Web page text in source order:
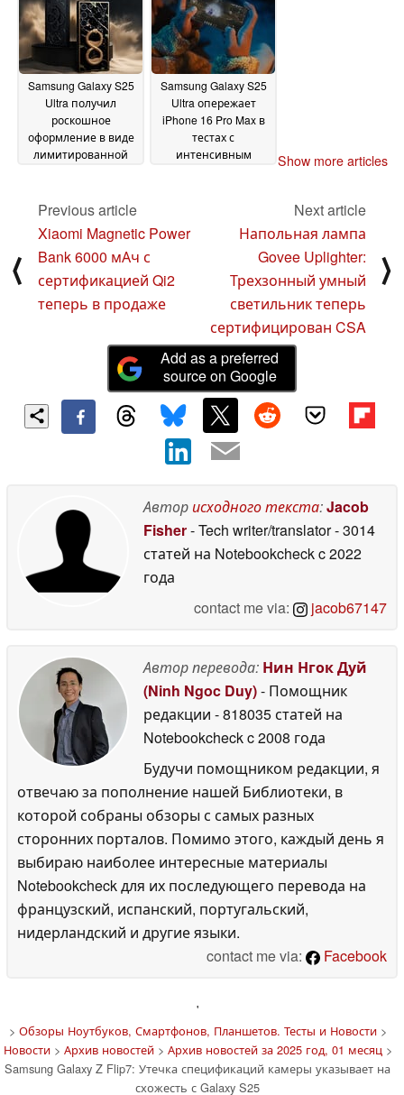
Samsung Galaxy S25
Ultra получил
роскошное
оформление в виде
лимитированной
каратным золотом28
Samsung Galaxy S25
Ultra опережает
iPhone 16 Pro Max в
тестах с
интенсивным
Show more articles
⟨
Previous article
Xiaomi Magnetic Power
Bank 6000 мАч с
сертификацией Qi2
теперь в продаже
Next article
Напольная лампа
Govee Uplighter:
Трехзонный умный
светильник теперь
сертифицирован CSA
⟩
Add as a preferred
source on Google
Авторисходного текста:Jacob
Fisher- Tech writer/translator- 3014
статей на Notebookcheckc 2022
года
contact me via:
jacob67147
Автор перевода: Нин Нгок Дуй
(Ninh Ngoc Duy)- Помощник
редакции - 818035 статей на
Notebookcheckc 2008 года
Будучи помощником редакции, я
отвечаю за пополнение нашей Библиотеки, в
которой собраны обзоры с самых разных
сторонних порталов. Помимо этого, каждый день я
выбираю наиболее интересные материалы
Notebookcheck для их последующего перевода на
французский, испанский, португальский,
нидерландский и другие языки.
contact me via:
Facebook
'
> Обзоры Ноутбуков, Смартфонов, Планшетов. Тесты и Новости>
Новости> Архив новостей> Архив новостей за 2025 год, 01 месяц >
Samsung Galaxy Z Flip7: Утечка спецификаций камеры указывает на
схожесть с Galaxy S25